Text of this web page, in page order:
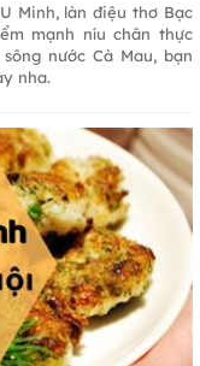
Minh, làn điệu thơ Bạc
mạnh níu chân thực
nước Cà Mau, bạn
nha.